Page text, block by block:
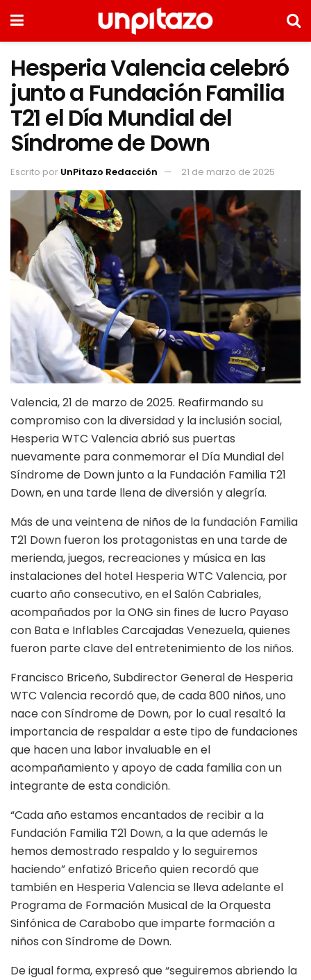
Hesperia Valencia celebró
junto a Fundación Familia
T21 el Día Mundial del
Síndrome de Down
Escrito por UnPitazo Redacción 21 de marzo de 2025
Valencia, 21 de marzo de 2025. Reafirmando su
compromiso con la diversidad y la inclusión social,
Hesperia WTC Valencia abrió sus puertas
nuevamente para conmemorar el Día Mundial del
Síndrome de Down junto a la Fundación Familia T21
Down, en una tarde llena de diversión y alegría.
Más de una veintena de niños de la fundación Familia
T21 Down fueron los protagonistas en una tarde de
merienda, juegos, recreaciones y música en las
instalaciones del hotel Hesperia WTC Valencia, por
cuarto año consecutivo, en el Salón Cabriales,
acompañados por la ONG sin fines de lucro Payaso
con Bata e Inflables Carcajadas Venezuela, quienes
fueron parte clave del entretenimiento de los niños.
Francisco Briceño, Subdirector General de Hesperia
WTC Valencia recordó que, de cada 800 niños, uno
nace con Síndrome de Down, por lo cual resaltó la
importancia de respaldar a este tipo de fundaciones
que hacen una labor invaluable en el
acompañamiento y apoyo de cada familia con un
integrante de esta condición.
“Cada año estamos encantados de recibir a la
Fundación Familia T21 Down, a la que además le
hemos demostrado respaldo y lo seguiremos
haciendo” enfatizó Briceño quien recordó que
también en Hesperia Valencia se lleva adelante el
Programa de Formación Musical de la Orquesta
Sinfónica de Carabobo que imparte formación a
niños con Síndrome de Down.
De igual forma, expresó que “seguiremos abriendo la